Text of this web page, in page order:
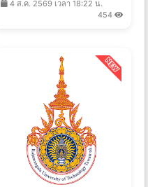
ส.ค. 2569
4 ส.ค. 2569 เวลา 18:22 น.
454